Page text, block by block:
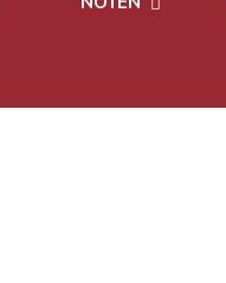
Ongebrande noten